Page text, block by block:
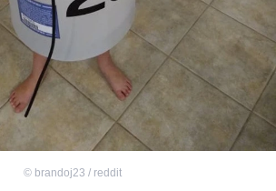
© brandoj23 / reddit